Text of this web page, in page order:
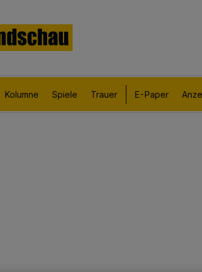
Kolumne Spiele Trauer E-Paper